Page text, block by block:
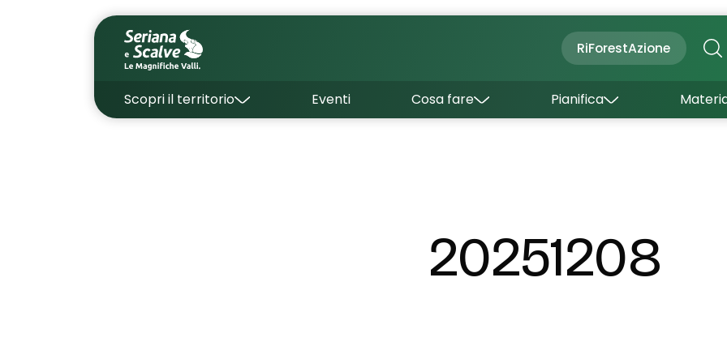
RiForestAzione
Scopri il territorio Eventi Cosa fare
Con bambini
Pianifica
Dove dormire
Come arrivare
Come muoversi
20251208